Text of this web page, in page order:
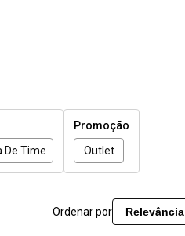
De Time
Promoção
Outlet
Ordenar por Relevância